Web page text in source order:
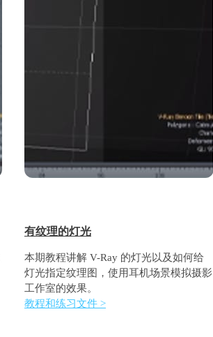
有纹理的灯光
本期教程讲解 V-Ray 的灯光以及如何给
灯光指定纹理图，使用耳机场景模拟摄影
工作室的效果。
教程和练习文件 >